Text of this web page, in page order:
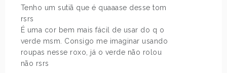
Tenho um sutiã que é quaaase desse tom
rsrs
É uma cor bem mais fácil de usar do q o
verde msm. Consigo me imaginar usando
roupas nesse roxo, já o verde não rolou
não rsrs